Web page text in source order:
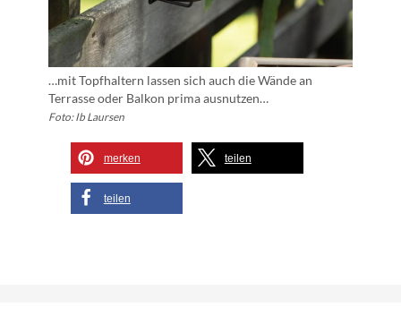
…mit Topfhaltern lassen sich auch die Wände an
Terrasse oder Balkon prima ausnutzen…
Foto: Ib Laursen
merken teilen
teilen